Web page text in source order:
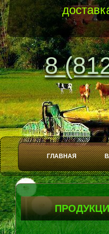
8
ГЛАВНАЯ
Play
Stop